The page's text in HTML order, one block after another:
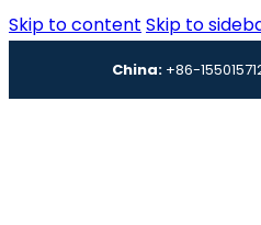
Skip to content Skip to
China: +86-